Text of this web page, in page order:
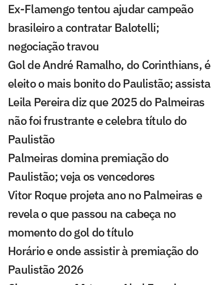
Ex-Flamengo tentou ajudar campeão
brasileiro a contratar Balotelli;
negociação travou
Gol de André Ramalho, do Corinthians, é
eleito o mais bonito do Paulistão; assista
Leila Pereira diz que 2025 do Palmeiras
não foi frustrante e celebra título do
Paulistão
Palmeiras domina premiação do
Paulistão; veja os vencedores
Vitor Roque projeta ano no Palmeiras e
revela o que passou na cabeça no
momento do gol do título
Horário e onde assistir à premiação do
Paulistão 2026